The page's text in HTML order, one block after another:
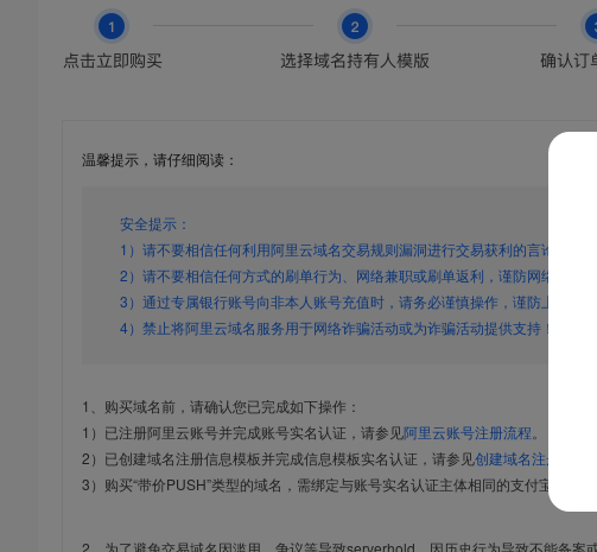
温馨提示，请仔细阅读：
安全提示：
1）请不要相信任何利用阿里云域名交易规则漏洞进行交易获利的言论，谨防
2）请不要相信任何方式的刷单行为、网络兼职或刷单返利，谨防网络诈骗！
3）通过专属银行账号向非本人账号充值时，请务必谨慎操作，谨防上当受骗
4）禁止将阿里云域名服务用于网络诈骗活动或为诈骗活动提供支持！
1、购买域名前，请确认您已完成如下操作：
1）已注册阿里云账号并完成账号实名认证，请参见阿里云账号注册流程
2）已创建域名注册信息模板并完成信息模板实名认证，请参见创建域名注册信息
3）购买“带价PUSH”类型的域名，需绑定与账号实名认证主体相同的支付宝，进入
2、为了避免交易域名因滥用、争议等导致serverhold，因历史行为导致不能备